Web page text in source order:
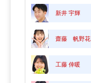
新井 宇輝
齋藤 帆野花
工藤 倖暖